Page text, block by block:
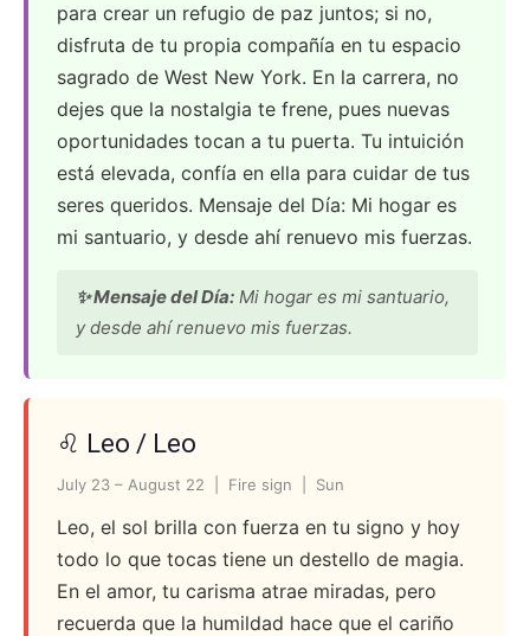
para crear un refugio de paz juntos; si no,
disfruta de tu propia compañía en tu espacio
sagrado de West New York. En la carrera, no
dejes que la nostalgia te frene, pues nuevas
oportunidades tocan a tu puerta. Tu intuición
está elevada, confía en ella para cuidar de tus
seres queridos. Mensaje del Día: Mi hogar es
mi santuario, y desde ahí renuevo mis fuerzas.
✨ Mensaje del Día: Mi hogar es mi santuario,
y desde ahí renuevo mis fuerzas.
♌ Leo / Leo
July 23 – August 22 | Fire sign | Sun
Leo, el sol brilla con fuerza en tu signo y hoy
todo lo que tocas tiene un destello de magia.
En el amor, tu carisma atrae miradas, pero
recuerda que la humildad hace que el cariño